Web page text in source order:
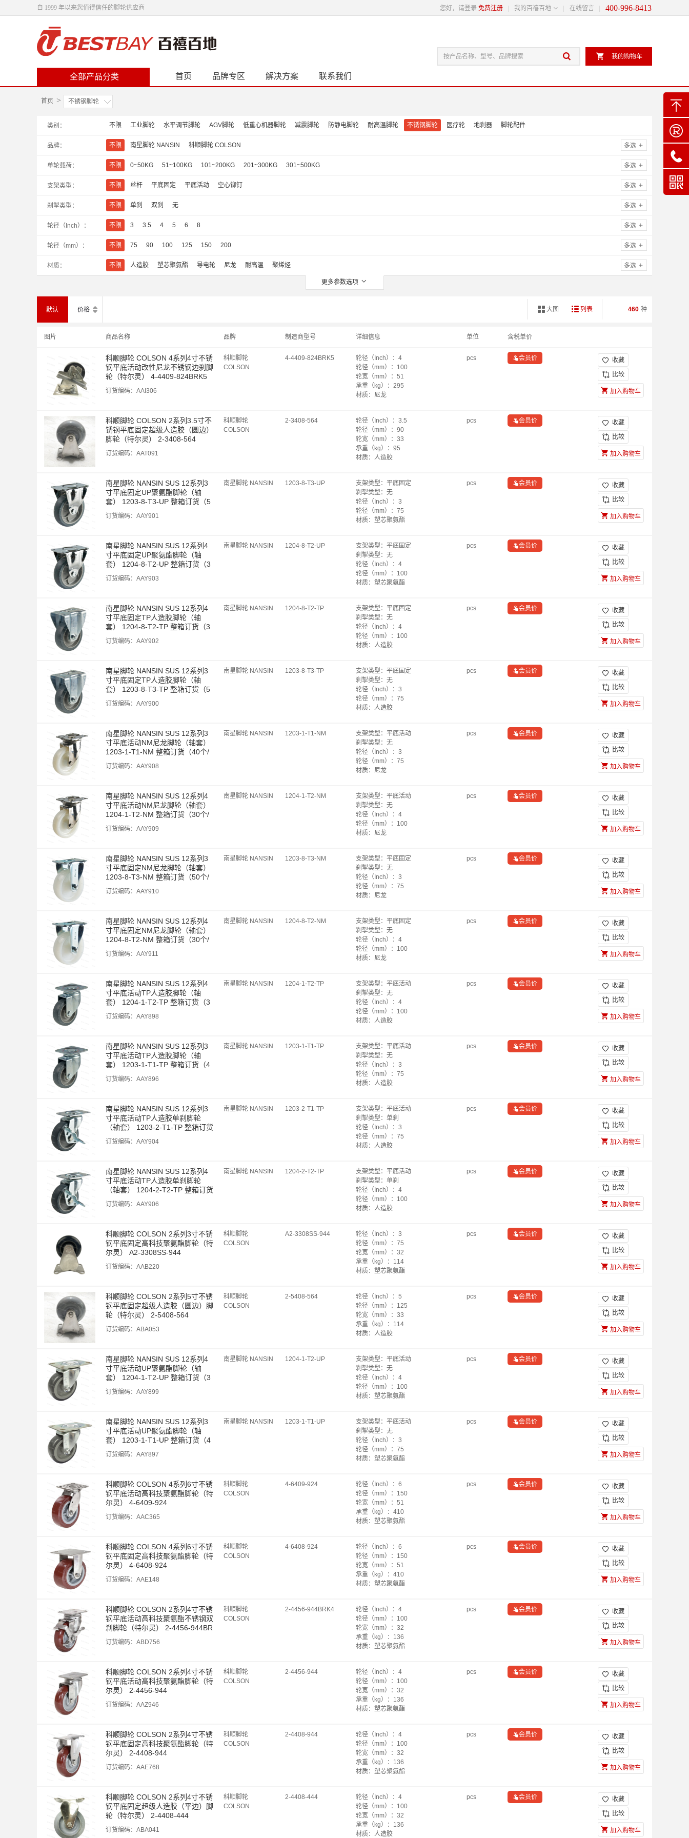
自 1999 年以来您值得信任的脚轮供应商 您好，请登录 免费注册 我的百禧百地  在线留言 400-996-8413
  我的购物车
全部产品分类 首页 品牌专区 解决方案 联系我们
首页 > 不锈钢脚轮
类别： 不限 工业脚轮 水平调节脚轮 AGV脚轮 低重心机器脚轮 减震脚轮 防静电脚轮 耐高温脚轮 不锈钢脚轮 医疗轮 地刹器 脚轮配件
品牌： 不限 南星脚轮 NANSIN 科顺脚轮 COLSON 多选
单轮载荷： 不限 0~50KG 51~100KG 101~200KG 201~300KG 301~500KG 多选
支架类型 ： 不限 丝杆 平底固定 平底活动 空心铆钉 多选
刹掣类型 ： 不限 单刹 双刹 无 多选
轮径（Inch） ： 不限 3 3.5 4 5 6 8 多选
轮径（mm） ： 不限 75 90 100 125 150 200 多选
材质： 不限 人造胶 塑芯聚氨酯 导电轮 尼龙 耐高温 聚烯烃 多选
更多参数选项
默认 价格 
 460 种
 大图  列表
图片 商品名称 品牌 制造商型号 详细信息 单位 含税单价
科顺脚轮 COLSON 4系列4寸不锈
钢平底活动改性尼龙不锈钢边刹脚
轮（特尔灵） 4-4409-824BRK5
订货编码： AAI306
科顺脚轮
COLSON
4-4409-824BRK5 轮径（Inch） ： 4
轮径（mm）
： 100
轮宽（mm）
： 51
承重（kg）
： 295
材质： 尼龙
刹掣类型：单刹
安装高度（mm）：
转动半径（mm）：
底板规格（mm）
底板孔距（mm）
安装孔径（mm）
：
刹掣后缀： BRK5
pcs 会员价 收藏
 比较
加入购物车
科顺脚轮 COLSON 2系列3.5寸不
锈钢平底固定超级人造胶（圆边）
脚轮（特尔灵） 2-3408-564
订货编码： AAT091
科顺脚轮
COLSON
2-3408-564 轮径（Inch） ： 3.5
轮径（mm）
： 90
轮宽（mm）
： 33
承重（kg）
： 95
材质： 人造胶
刹掣类型： 无
安装高度（mm）
转动半径（mm）
底板规格（mm）：
底板孔距（mm）：
pcs 会员价 收藏
 比较
加入购物车
南星脚轮 NANSIN SUS 12系列3
寸平底固定UP聚氨酯脚轮（轴
套） 1203-8-T3-UP 整箱订货（5
0个/箱）
订货编码： AAY901
南星脚轮 NANSIN 1203-8-T3-UP 支架类型 ： 平底固定
刹掣类型 ： 无
轮径（Inch）
： 3
轮径（mm）
： 75
材质： 塑芯聚氨酯
轮宽（mm）：27
安装高度（mm）
底板规格（mm）
底板孔距（mm）：
安装孔径（mm）：
旋转始动力（kgf） ：
单轮自重（kg）：0.23
pcs 会员价 收藏
 比较
加入购物车
南星脚轮 NANSIN SUS 12系列4
寸平底固定UP聚氨酯脚轮（轴
套） 1204-8-T2-UP 整箱订货（3
0个/箱）
订货编码： AAY903
南星脚轮 NANSIN 1204-8-T2-UP 支架类型 ： 平底固定
刹掣类型 ： 无
轮径（Inch）
： 4
轮径（mm）
： 100
材质： 塑芯聚氨酯
轮宽（mm）：27
安装高度（mm）
底板规格（mm）
底板孔距（mm）：
安装孔径（mm）
旋转始动力（kgf） ：
单轮自重（kg）：0.41
pcs 会员价 收藏
 比较
加入购物车
南星脚轮 NANSIN SUS 12系列4
寸平底固定TP人造胶脚轮（轴
套） 1204-8-T2-TP 整箱订货（3
0个/箱）
订货编码： AAY902
南星脚轮 NANSIN 1204-8-T2-TP 支架类型 ： 平底固定
刹掣类型 ： 无
轮径（Inch）
： 4
轮径（mm）
： 100
材质： 人造胶
轮宽（mm）：27
安装高度（mm）
底板规格（mm）
底板孔距（mm）：
安装孔径（mm）
旋转始动力（kgf）
：
单轮自重（kg）：0.36
pcs 会员价 收藏
 比较
加入购物车
南星脚轮 NANSIN SUS 12系列3
寸平底固定TP人造胶脚轮（轴
套） 1203-8-T3-TP 整箱订货（5
0个/箱）
订货编码： AAY900
南星脚轮 NANSIN 1203-8-T3-TP 支架类型 ： 平底固定
刹掣类型 ： 无
轮径（Inch）
： 3
轮径（mm）
： 75
材质： 人造胶
轮宽（mm）：27
安装高度（mm）
底板规格（mm）
底板孔距（mm）：
安装孔径（mm）
旋转始动力（kgf）
：
单轮自重（kg）：0.20
pcs 会员价 收藏
 比较
加入购物车
南星脚轮 NANSIN SUS 12系列3
寸平底活动NM尼龙脚轮（轴套）
1203-1-T1-NM 整箱订货（40个/
箱）
订货编码： AAY908
南星脚轮 NANSIN 1203-1-T1-NM 支架类型 ： 平底活动
刹掣类型 ： 无
轮径（Inch）
： 3
轮径（mm）
： 75
材质： 尼龙
轮宽（mm）：25
安装高度（mm）
底板规格（mm）
转动半径（mm）：
底板孔距（mm）
始动力（kgf）
：
8.4
旋转始动力（kgf）：
单轮自重（kg）
pcs 会员价 收藏
 比较
加入购物车
南星脚轮 NANSIN SUS 12系列4
寸平底活动NM尼龙脚轮（轴套）
1204-1-T2-NM 整箱订货（30个/
箱）
订货编码： AAY909
南星脚轮 NANSIN 1204-1-T2-NM 支架类型 ： 平底活动
刹掣类型 ： 无
轮径（Inch）
： 4
轮径（mm）
： 100
材质： 尼龙
轮宽（mm）：25
安装高度（mm）
底板规格（mm）
转动半径（mm）：
底板孔距（mm）
始动力（kgf）
：
6.3
旋转始动力（kgf）：
单轮自重（kg）
pcs 会员价 收藏
 比较
加入购物车
南星脚轮 NANSIN SUS 12系列3
寸平底固定NM尼龙脚轮（轴套）
1203-8-T3-NM 整箱订货（50个/
箱）
订货编码： AAY910
南星脚轮 NANSIN 1203-8-T3-NM 支架类型 ： 平底固定
刹掣类型 ： 无
轮径（Inch）
： 3
轮径（mm）
： 75
材质： 尼龙
轮宽（mm）：25
安装高度（mm）
底板规格（mm）
底板孔距（mm）：
安装孔径（mm）
旋转始动力（kgf）
：
单轮自重（kg）：0.26
pcs 会员价 收藏
 比较
加入购物车
南星脚轮 NANSIN SUS 12系列4
寸平底固定NM尼龙脚轮（轴套）
1204-8-T2-NM 整箱订货（30个/
箱）
订货编码： AAY911
南星脚轮 NANSIN 1204-8-T2-NM 支架类型 ： 平底固定
刹掣类型 ： 无
轮径（Inch）
： 4
轮径（mm）
： 100
材质： 尼龙
轮宽（mm）：25
安装高度（mm）
底板规格（mm）
底板孔距（mm）：
安装孔径（mm）
旋转始动力（kgf）
：
单轮自重（kg）：0.36
pcs 会员价 收藏
 比较
加入购物车
南星脚轮 NANSIN SUS 12系列4
寸平底活动TP人造胶脚轮（轴
套） 1204-1-T2-TP 整箱订货（3
0个/箱）
订货编码： AAY898
南星脚轮 NANSIN 1204-1-T2-TP 支架类型 ： 平底活动
刹掣类型 ： 无
轮径（Inch）
： 4
轮径（mm）
： 100
材质： 人造胶
轮宽（mm）：27
安装高度（mm）
底板规格（mm）
转动半径（mm）：
底板孔距（mm）
始动力（kgf）
： 10.8
旋转始动力（kgf）：
单轮自重（kg）
pcs 会员价 收藏
 比较
加入购物车
南星脚轮 NANSIN SUS 12系列3
寸平底活动TP人造胶脚轮（轴
套） 1203-1-T1-TP 整箱订货（4
0个/箱）
订货编码： AAY896
南星脚轮 NANSIN 1203-1-T1-TP 支架类型 ： 平底活动
刹掣类型 ： 无
轮径（Inch）
： 3
轮径（mm）
： 75
材质： 人造胶
轮宽（mm）：27
安装高度（mm）
底板规格（mm）
转动半径（mm）：
底板孔距（mm）
始动力（kgf）
： 9.9
旋转始动力（kgf）：
单轮自重（kg）
pcs 会员价 收藏
 比较
加入购物车
南星脚轮 NANSIN SUS 12系列3
寸平底活动TP人造胶单刹脚轮
（轴套） 1203-2-T1-TP 整箱订货
（40个/箱）
订货编码： AAY904
南星脚轮 NANSIN 1203-2-T1-TP 支架类型 ： 平底活动
刹掣类型 ： 单刹
轮径（Inch）
： 3
轮径（mm）
： 75
材质： 人造胶
轮宽（mm）：27
安装高度（mm）
底板规格（mm）
转动半径（mm）：
底板孔距（mm）
始动力（kgf）
旋转始动力（kgf）
单轮自重（kg） ：
pcs 会员价 收藏
 比较
加入购物车
南星脚轮 NANSIN SUS 12系列4
寸平底活动TP人造胶单刹脚轮
（轴套） 1204-2-T2-TP 整箱订货
（25个/箱）
订货编码： AAY906
南星脚轮 NANSIN 1204-2-T2-TP 支架类型 ： 平底活动
刹掣类型 ： 单刹
轮径（Inch）
： 4
轮径（mm）
： 100
材质： 人造胶
轮宽（mm）
： 27
安装高度（mm）：
底板规格（mm）：
转动半径（mm）：
底板孔距（mm）：
始动力（kgf）
旋转始动力（kgf）
单轮自重（kg）：0.48
pcs 会员价 收藏
 比较
加入购物车
科顺脚轮 COLSON 2系列3寸不锈
钢平底固定高科技聚氨酯脚轮（特
尔灵） A2-3308SS-944
订货编码： AAB220
科顺脚轮
COLSON
A2-3308SS-944 轮径（Inch） ： 3
轮径（mm）
： 75
轮宽（mm）
： 32
承重（kg）
： 114
材质： 塑芯聚氨酯
刹掣类型：无
安装高度（mm）：
转动半径（mm）：
底板规格（mm）：
底板孔距（mm）
pcs 会员价 收藏
 比较
加入购物车
科顺脚轮 COLSON 2系列5寸不锈
钢平底固定超级人造胶（圆边）脚
轮（特尔灵） 2-5408-564
订货编码： ABA053
科顺脚轮
COLSON
2-5408-564 轮径（Inch） ： 5
轮径（mm）
： 125
轮宽（mm）
： 33
承重（kg）
： 114
材质： 人造胶
刹掣类型： 无
安装高度（mm）
转动半径（mm）
底板规格（mm）：
底板孔距（mm）：
pcs 会员价 收藏
 比较
加入购物车
南星脚轮 NANSIN SUS 12系列4
寸平底活动UP聚氨酯脚轮（轴
套） 1204-1-T2-UP 整箱订货（3
0个/箱）
订货编码： AAY899
南星脚轮 NANSIN 1204-1-T2-UP 支架类型 ： 平底活动
刹掣类型 ： 无
轮径（Inch）
： 4
轮径（mm）
： 100
材质： 塑芯聚氨酯
轮宽（mm）：27
安装高度（mm）
底板规格（mm）
转动半径（mm）：
底板孔距（mm）：
始动力（kgf）
旋转始动力（kgf）
单轮自重（kg）：0.49
pcs 会员价 收藏
 比较
加入购物车
南星脚轮 NANSIN SUS 12系列3
寸平底活动UP聚氨酯脚轮（轴
套） 1203-1-T1-UP 整箱订货（4
0个/箱）
订货编码： AAY897
南星脚轮 NANSIN 1203-1-T1-UP 支架类型 ： 平底活动
刹掣类型 ： 无
轮径（Inch）
： 3
轮径（mm）
： 75
材质： 塑芯聚氨酯
轮宽（mm）
： 27
安装高度（mm）：
底板规格（mm）：
转动半径（mm）：
底板孔距（mm）：
始动力（kgf）
旋转始动力（kgf）
单轮自重（kg）：0.36
pcs 会员价 收藏
 比较
加入购物车
科顺脚轮 COLSON 4系列6寸不锈
钢平底活动高科技聚氨酯脚轮（特
尔灵） 4-6409-924
订货编码： AAC365
科顺脚轮
COLSON
4-6409-924 轮径（Inch） ： 6
轮径（mm）
： 150
轮宽（mm）
： 51
承重（kg）
： 410
材质： 塑芯聚氨酯
刹掣类型：无
安装高度（mm）：
转动半径（mm）：
底板规格（mm）：
底板孔距（mm）：
安装孔径（mm）
pcs 会员价 收藏
 比较
加入购物车
科顺脚轮 COLSON 4系列6寸不锈
钢平底固定高科技聚氨酯脚轮（特
尔灵） 4-6408-924
订货编码： AAE148
科顺脚轮
COLSON
4-6408-924 轮径（Inch） ： 6
轮径（mm）
： 150
轮宽（mm）
： 51
承重（kg）
： 410
材质： 塑芯聚氨酯
刹掣类型：无
安装高度（mm）：
转动半径（mm）：
底板规格（mm）：
底板孔距（mm）：
安装孔径（mm）
pcs 会员价 收藏
 比较
加入购物车
科顺脚轮 COLSON 2系列4寸不锈
钢平底活动高科技聚氨酯不锈钢双
刹脚轮（特尔灵） 2-4456-944BR
K4
订货编码： ABD756
科顺脚轮
COLSON
2-4456-944BRK4 轮径（Inch） ： 4
轮径（mm）
： 100
轮宽（mm）
： 32
承重（kg）
： 136
材质： 塑芯聚氨酯
刹掣类型：双刹
安装高度（mm）：
转动半径（mm）：
底板规格（mm）：
底板孔距（mm）：
pcs 会员价 收藏
 比较
加入购物车
科顺脚轮 COLSON 2系列4寸不锈
钢平底活动高科技聚氨酯脚轮（特
尔灵） 2-4456-944
订货编码： AAZ946
科顺脚轮
COLSON
2-4456-944 轮径（Inch） ： 4
轮径（mm）
： 100
轮宽（mm）
： 32
承重（kg）
： 136
材质： 塑芯聚氨酯
刹掣类型：无
安装高度（mm）：
转动半径（mm）：
底板规格（mm）：
底板孔距（mm）：
pcs 会员价 收藏
 比较
加入购物车
科顺脚轮 COLSON 2系列4寸不锈
钢平底固定高科技聚氨酯脚轮（特
尔灵） 2-4408-944
订货编码： AAE768
科顺脚轮
COLSON
2-4408-944 轮径（Inch） ： 4
轮径（mm）
： 100
轮宽（mm）
： 32
承重（kg）
： 136
材质： 塑芯聚氨酯
刹掣类型：无
安装高度（mm）：
转动半径（mm）：
底板规格（mm）：
底板孔距（mm）
pcs 会员价 收藏
 比较
加入购物车
科顺脚轮 COLSON 2系列4寸不锈
钢平底固定超级人造胶（平边）脚
轮（特尔灵） 2-4408-444
订货编码： ABA041
科顺脚轮
COLSON
2-4408-444 轮径（Inch） ： 4
轮径（mm）
： 100
轮宽（mm）
： 32
承重（kg）
： 136
材质： 人造胶
pcs 会员价 收藏
 比较
加入购物车



